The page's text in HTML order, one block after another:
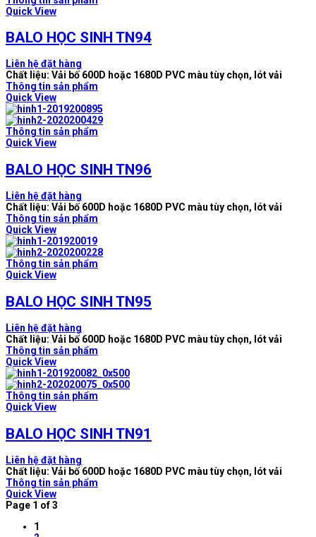
Quick View
BALO HỌC SINH TN94
Liên hệ đặt hàng
Chất liệu: Vải bố 600D hoặc 1680D PVC màu tùy chọn, lót vải
Thông tin sản phẩm
Quick View
Thông tin sản phẩm
Quick View
BALO HỌC SINH TN96
Liên hệ đặt hàng
Chất liệu: Vải bố 600D hoặc 1680D PVC màu tùy chọn, lót vải
Thông tin sản phẩm
Quick View
Thông tin sản phẩm
Quick View
BALO HỌC SINH TN95
Liên hệ đặt hàng
Chất liệu: Vải bố 600D hoặc 1680D PVC màu tùy chọn, lót vải
Thông tin sản phẩm
Quick View
Thông tin sản phẩm
Quick View
BALO HỌC SINH TN91
Liên hệ đặt hàng
Chất liệu: Vải bố 600D hoặc 1680D PVC màu tùy chọn, lót vải
Thông tin sản phẩm
Quick View
Page 1 of 3
1